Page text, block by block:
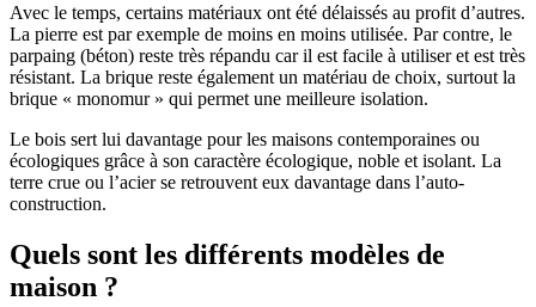
Avec le temps, certains matériaux ont été délaissés au profit d’autres.
La pierre est par exemple de moins en moins utilisée. Par contre, le
parpaing (béton) reste très répandu car il est facile à utiliser et est très
résistant. La brique reste également un matériau de choix, surtout la
brique « monomur » qui permet une meilleure isolation.
Le bois sert lui davantage pour les maisons contemporaines ou
écologiques grâce à son caractère écologique, noble et isolant. La
terre crue ou l’acier se retrouvent eux davantage dans l’auto-
construction.
Quels sont les différents modèles de
maison ?